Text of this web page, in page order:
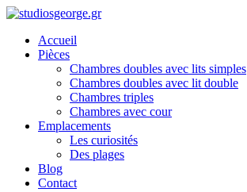
Accueil
Pièces
Chambres doubles avec lits simples
Chambres doubles avec lit double
Chambres triples
Chambres avec cour
Emplacements
Les curiosités
Des plages
Blog
Contact